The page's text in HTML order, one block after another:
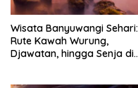
Wisata Banyuwangi Sehari:
Rute Kawah Wurung,
Djawatan, hingga Senja di